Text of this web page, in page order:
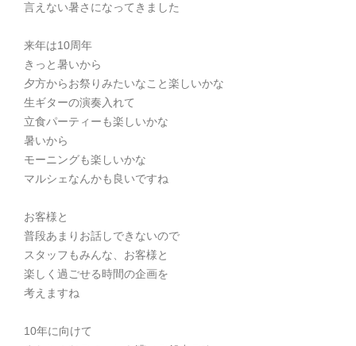
言えない暑さになってきました
来年は10周年
きっと暑いから
夕方からお祭りみたいなこと楽しいかな
生ギターの演奏入れて
立食パーティーも楽しいかな
暑いから
モーニングも楽しいかな
マルシェなんかも良いですね
お客様と
普段あまりお話しできないので
スタッフもみんな、お客様と
楽しく過ごせる時間の企画を
考えますね
10年に向けて